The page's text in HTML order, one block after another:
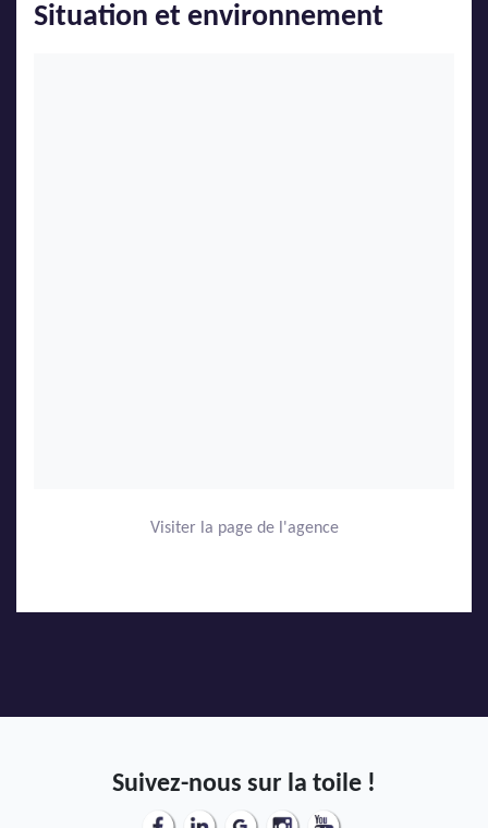
Situation et environnement
Visiter la page de l'agence
Suivez-nous sur la toile !